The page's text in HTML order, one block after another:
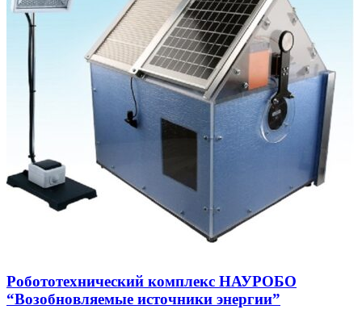
Робототехнический комплекс НАУРОБО
“Возобновляемые источники энергии”